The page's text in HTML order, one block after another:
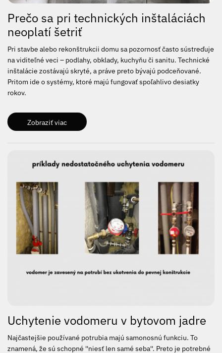
Prečo sa pri technických inštaláciách
neoplatí šetriť
Pri stavbe alebo rekonštrukcii domu sa pozornosť často sústreďuje
na viditeľné veci – podlahy, obklady, kuchyňu či sanitu. Technické
inštalácie zostávajú skryté, a práve preto bývajú podceňované.
Pritom ide o systémy, ktoré majú fungovať spoľahlivo desiatky
rokov.
Zobraziť viac
Uchytenie vodomeru v bytovom jadre
Najčastejšie používané potrubia majú samonosnú funkciu. To
znamená, že sú schopné ''niesť len samé seba''. Preto je potrebné